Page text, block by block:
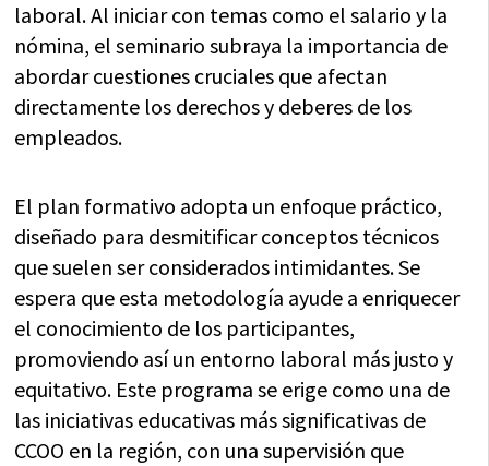
laboral. Al iniciar con temas como el salario y la
nómina, el seminario subraya la importancia de
abordar cuestiones cruciales que afectan
directamente los derechos y deberes de los
empleados.
El plan formativo adopta un enfoque práctico,
diseñado para desmitificar conceptos técnicos
que suelen ser considerados intimidantes. Se
espera que esta metodología ayude a enriquecer
el conocimiento de los participantes,
promoviendo así un entorno laboral más justo y
equitativo. Este programa se erige como una de
las iniciativas educativas más significativas de
CCOO en la región, con una supervisión que